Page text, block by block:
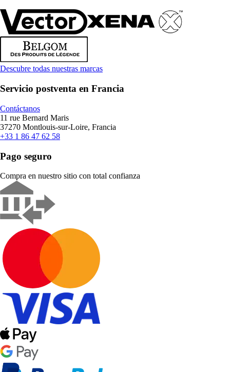
Descubre todas nuestras marcas
Servicio postventa en Francia
Contáctanos
11 rue Bernard Maris
37270 Montlouis-sur-Loire, Francia
+33 1 86 47 62 58
Pago seguro
Compra en nuestro sitio con total confianza